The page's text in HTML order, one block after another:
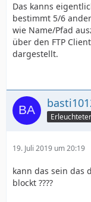
Das kanns
bestimmt 5/6
wie Name/Pfad
über den FTP
dargestellt.
Erleuchteter
19. Juli 2019 um 20:19
kann das sein das
blockt ????